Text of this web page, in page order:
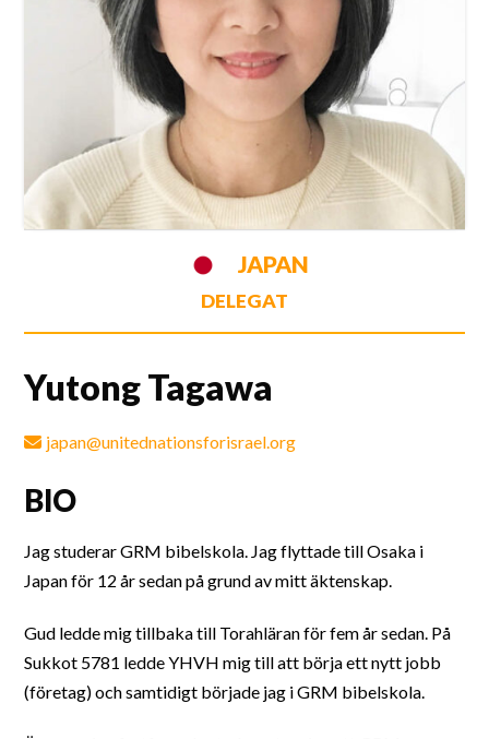
JAPAN
DELEGAT
Yutong Tagawa
japan@unitednationsforisrael.org
BIO
Jag studerar GRM bibelskola. Jag flyttade till Osaka i
Japan för 12 år sedan på grund av mitt äktenskap.
Gud ledde mig tillbaka till Torahläran för fem år sedan. På
Sukkot 5781 ledde YHVH mig till att börja ett nytt jobb
(företag) och samtidigt började jag i GRM bibelskola.